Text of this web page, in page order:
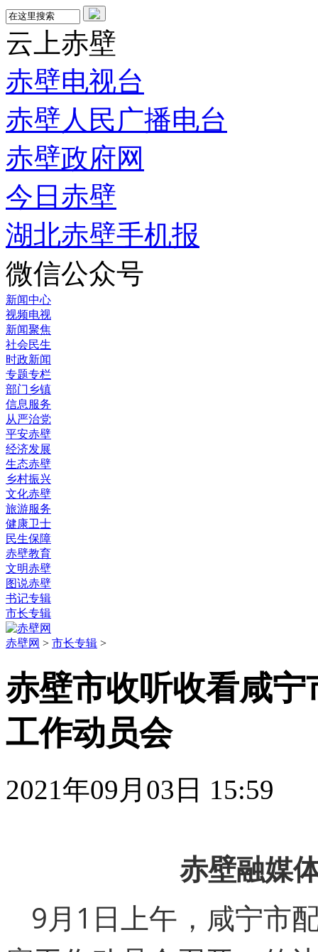
云上赤壁
赤壁电视台
赤壁人民广播电台
赤壁政府网
今日赤壁
湖北赤壁手机报
微信公众号
新闻中心
视频电视
新闻聚焦
社会民生
时政新闻
专题专栏
部门乡镇
信息服务
从严治党
平安赤壁
经济发展
生态赤壁
乡村振兴
文化赤壁
旅游服务
健康卫士
民生保障
赤壁教育
文明赤壁
图说赤壁
书记专辑
市长专辑
赤壁网 > 市长专辑 >
赤壁市收听收看咸
工作动员会
2021年09月03日 15:59
赤壁融媒
9月1日上午，咸宁市